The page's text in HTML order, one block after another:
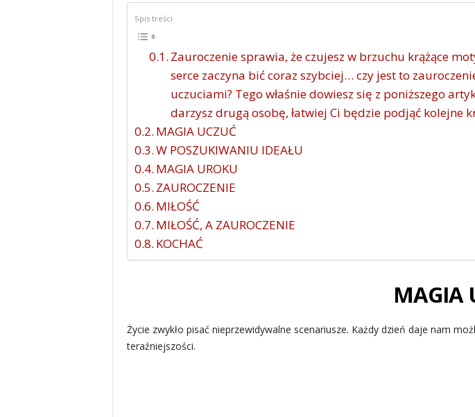
Spis treści
Zauroczenie sprawia, że czujesz w brzuchu krążące
serce zaczyna bić coraz szybciej… czy jest to
uczuciami? Tego właśnie dowiesz się z poniższego
darzysz drugą osobę, łatwiej Ci będzie podjąć kolejne
MAGIA UCZUĆ
W POSZUKIWANIU IDEAŁU
MAGIA UROKU
ZAUROCZENIE
MIŁOŚĆ
MIŁOŚĆ, A ZAUROCZENIE
KOCHAĆ
MAGIA
Życie zwykło pisać nieprzewidywalne scenariusze. Każdy dzień daje nam
teraźniejszości.